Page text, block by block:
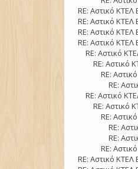
RE: Αστικό ΚΤΕΛ
RE: Αστικό ΚΤΕΛ
RE: Αστικό ΚΤΕΛ
RE: Αστικό ΚΤΕΛ
RE: Αστικό
RE: Αστικό
RE:
RE:
RE: Αστικό
RE: Αστικό
RE:
RE:
RE:
RE:
RE: Αστικό ΚΤΕΛ